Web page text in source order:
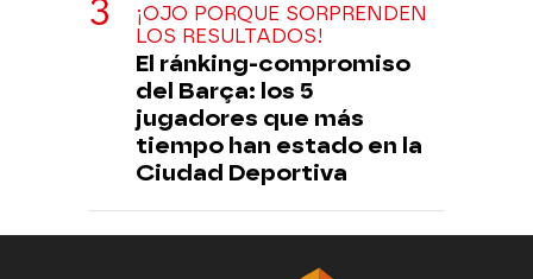
¡OJO PORQUE SORPRENDEN
LOS RESULTADOS!
El ránking-compromiso
del Barça: los 5
jugadores que más
tiempo han estado en la
Ciudad Deportiva